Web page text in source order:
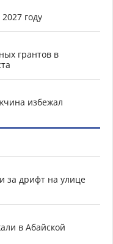
году
грантов в
избежал
за дрифт на улице
в Абайской